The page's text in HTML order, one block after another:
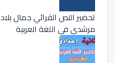
تحضير النص القرائي جمال
مرشدي في اللغة العربية